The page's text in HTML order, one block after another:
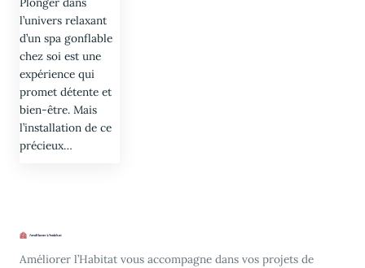
l’univers relaxant
d’un spa gonflable
chez soi est une
expérience qui
promet détente et
bien-être. Mais
l’installation de ce
précieux…
Améliorer l’Habitat vous accompagne dans vos projets de